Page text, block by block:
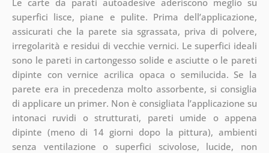
superfici lisce, piane e pulite. Prima dell’applicazione,
assicurati che la parete sia sgrassata, priva di polvere,
irregolarità e residui di vecchie vernici. Le superfici ideali
sono le pareti in cartongesso solide e asciutte o le pareti
dipinte con vernice acrilica opaca o semilucida. Se la
parete era in precedenza molto assorbente, si consiglia
di applicare un primer. Non è consigliata l’applicazione su
intonaci ruvidi o strutturati, pareti umide o appena
dipinte (meno di 14 giorni dopo la pittura), ambienti
senza ventilazione o superfici scivolose, lucide, non